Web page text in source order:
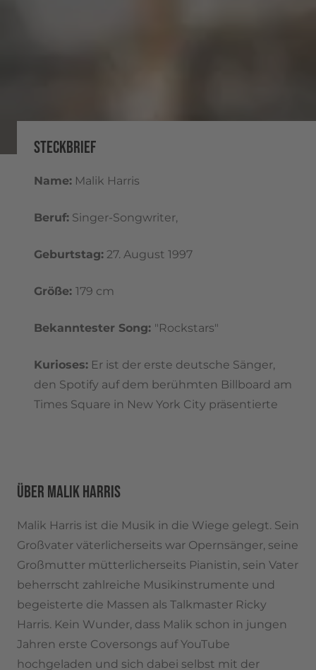
STECKBRIEF
Name: Malik Harris
Beruf: Singer-Songwriter,
Geburtstag: 27. August 1997
Größe: 179 cm
Bekanntester Song: "Rockstars"
Kurioses: Er ist der erste deutsche Sänger,
den Spotify auf dem berühmten Billboard am
Times Square in New York City präsentierte
ÜBER MALIK HARRIS
Malik Harris ist die Musik in die Wiege gelegt. Sein
Großvater väterlicherseits war Opernsänger, seine
Großmutter mütterlicherseits Pianistin, sein Vater
beherrscht zahlreiche Musikinstrumente und
begeisterte die Massen als Talkmaster Ricky
Harris. Kein Wunder, dass Malik schon in jungen
Jahren erste Coversongs auf YouTube
hochgeladen und sich dabei selbst mit der